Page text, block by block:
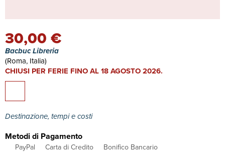
30,00 €
Bacbuc Libreria
(Roma, Italia)
CHIUSI PER FERIE FINO AL 18 AGOSTO 2026.
Destinazione, tempi e costi
Metodi di Pagamento
PayPal Carta di Credito
Bonifico Bancario